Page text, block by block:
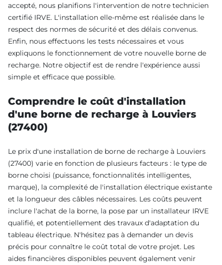
accepté, nous planifions l'intervention de notre technicien
certifié IRVE. L'installation elle-même est réalisée dans le
respect des normes de sécurité et des délais convenus.
Enfin, nous effectuons les tests nécessaires et vous
expliquons le fonctionnement de votre nouvelle borne de
recharge. Notre objectif est de rendre l'expérience aussi
simple et efficace que possible.
Comprendre le coût d'installation
d'une borne de recharge à Louviers
(27400)
Le prix d'une installation de borne de recharge à Louviers
(27400) varie en fonction de plusieurs facteurs : le type de
borne choisi (puissance, fonctionnalités intelligentes,
marque), la complexité de l'installation électrique existante
et la longueur des câbles nécessaires. Les coûts peuvent
inclure l'achat de la borne, la pose par un installateur IRVE
qualifié, et potentiellement des travaux d'adaptation du
tableau électrique. N'hésitez pas à demander un devis
précis pour connaître le coût total de votre projet. Les
aides financières disponibles peuvent également venir